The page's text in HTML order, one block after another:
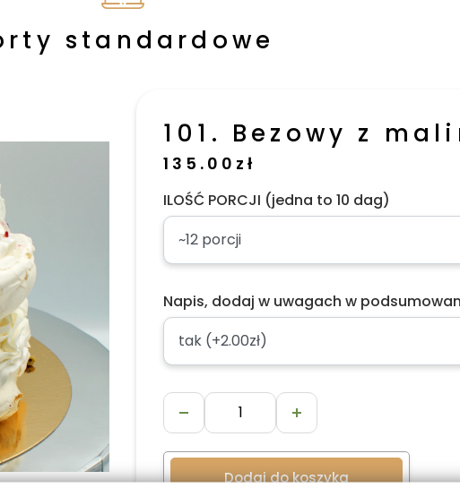
standardowe
101. Bezowy z
135.00 zł
ILOŚĆ PORCJI (jedna to 10 dag)
Napis, dodaj w uwagach w
Dodaj do koszyka